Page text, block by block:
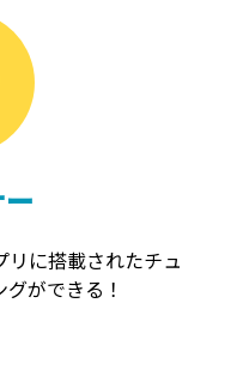
リに搭載されたチュ
ができる！